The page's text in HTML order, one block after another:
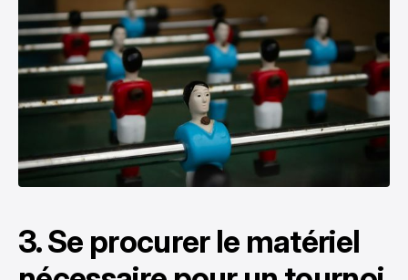
3. Se procurer le matériel